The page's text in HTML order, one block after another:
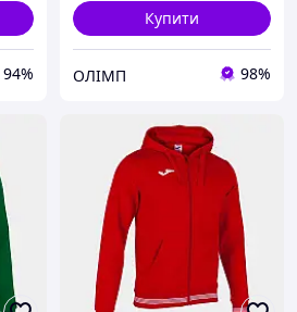
94%
Купити
ОЛІМП 98%